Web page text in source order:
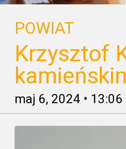
POWIAT
Krzysztof
maj 6, 2024 • 13:06